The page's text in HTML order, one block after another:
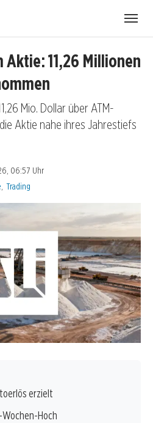
11,26 Millionen
Mio. Dollar über ATM-
Aktie nahe ihres Jahrestiefs
06:57 Uhr
Trading
erzielt
Hoch